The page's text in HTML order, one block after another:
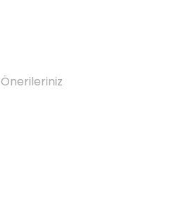
Önerileriniz